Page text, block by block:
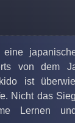
von dem
ist
Nicht das
Lernen